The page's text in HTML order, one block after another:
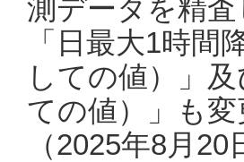
測データを精
「日最大1時
しての値）」
ての値）」も
（2025年8月20